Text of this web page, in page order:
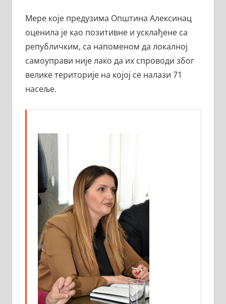
Мере које предузима Општина Алексинац
оценила је као позитивне и усклађене са
републичким, са напоменом да локалној
самоуправи није лако да их спроводи због
велике територије на којој се налази 71
насеље.